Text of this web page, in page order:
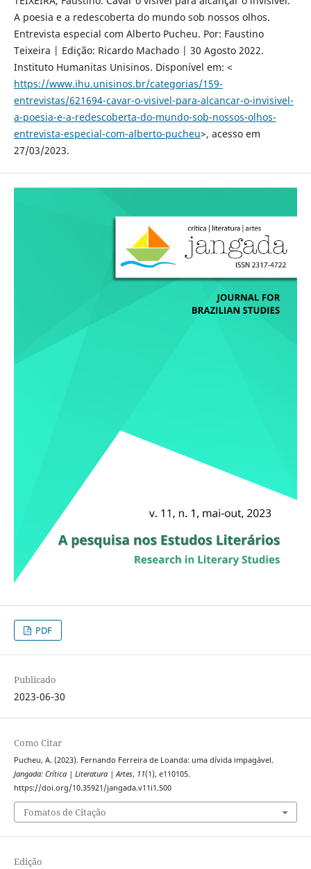
A poesia e a redescoberta do mundo sob nossos olhos.
Entrevista especial com Alberto Pucheu. Por: Faustino
Teixeira | Edição: Ricardo Machado | 30 Agosto 2022.
Instituto Humanitas Unisinos. Disponível em: <
https://www.ihu.unisinos.br/categorias/159-
entrevistas/621694-cavar-o-visivel-para-alcancar-o-invisivel-
a-poesia-e-a-redescoberta-do-mundo-sob-nossos-olhos-
entrevista-especial-com-alberto-pucheu>, acesso em
27/03/2023.
PDF
Publicado
2023-06-30
Como Citar
Pucheu, A. (2023). Fernando Ferreira de Loanda: uma dívida impagável.
Jangada: Crítica | Literatura | Artes, 11(1), e110105.
https://doi.org/10.35921/jangada.v11i1.500
Fomatos de Citação
Edição